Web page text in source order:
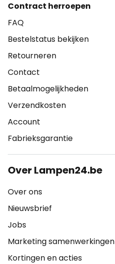
Contract herroepen
FAQ
Bestelstatus bekijken
Retourneren
Contact
Betaalmogelijkheden
Verzendkosten
Account
Fabrieksgarantie
Over Lampen24.be
Over ons
Nieuwsbrief
Jobs
Marketing samenwerkingen
Kortingen en acties